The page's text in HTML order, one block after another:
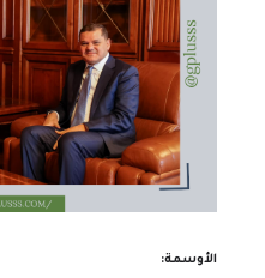
الأوسمة: